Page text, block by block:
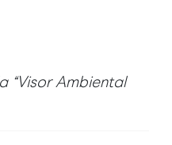
“Visor Ambiental